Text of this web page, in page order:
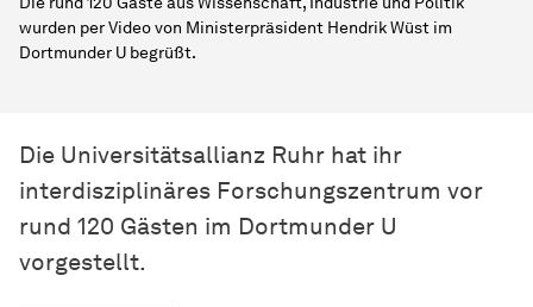
wurden per Video von Ministerpräsident Hendrik Wüst im
Dortmunder U begrüßt.
Die Universitätsallianz Ruhr hat ihr
interdisziplinäres Forschungszentrum vor
rund 120 Gästen im Dortmunder U
vorgestellt.